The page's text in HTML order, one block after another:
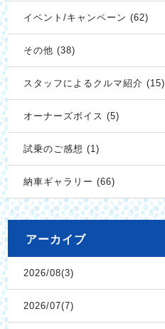
イベント/キャンペーン (62)
その他 (38)
スタッフによるクルマ紹介 (15)
オーナーズボイス (5)
試乗のご感想 (1)
納車ギャラリー (66)
アーカイブ
2026/08(3)
2026/07(7)